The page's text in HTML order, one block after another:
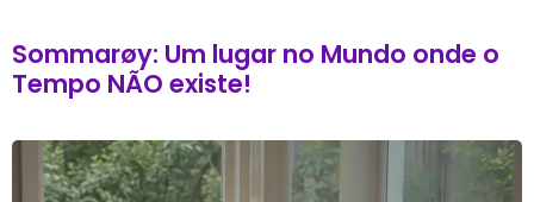
Sommarøy: Um lugar no Mundo onde o
Tempo NÃO existe!